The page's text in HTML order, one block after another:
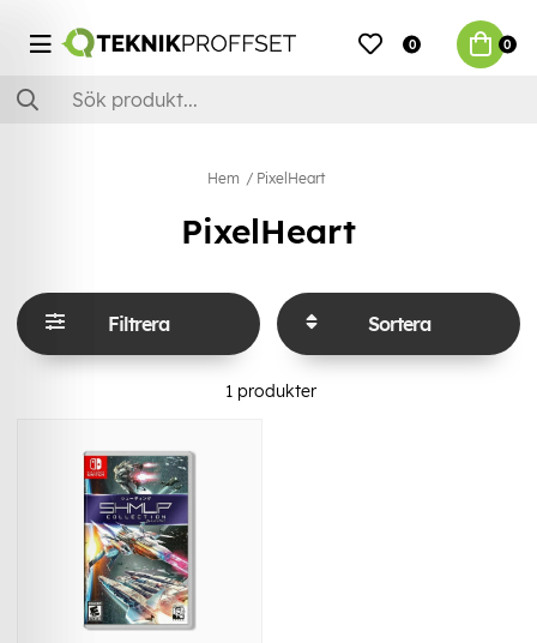
0 0
Hem PixelHeart
PixelHeart
Filtrera Sortera
1 produkter